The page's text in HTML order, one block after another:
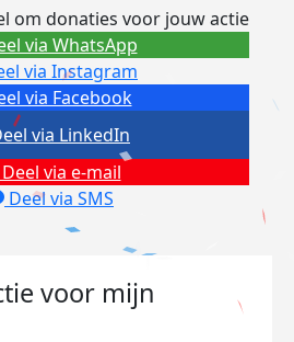
om donaties voor jouw actie
via Facebook
via Instagram
via e-mail
Deel via SMS
via LinkedIn
via WhatsApp
voor mijn